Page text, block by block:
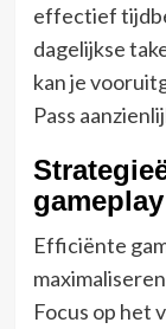
effectief
dagelijkse
kan je
Pass
gameplay
Efficiënte
Focus op het